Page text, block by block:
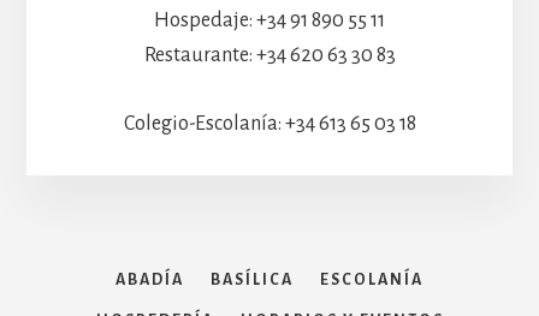
Hospedaje: +34 91 890 55 11
Restaurante: +34 620 63 30 83
Colegio-Escolanía: +34 613 65 03 18
ABADÍA BASÍLICA ESCOLANÍA